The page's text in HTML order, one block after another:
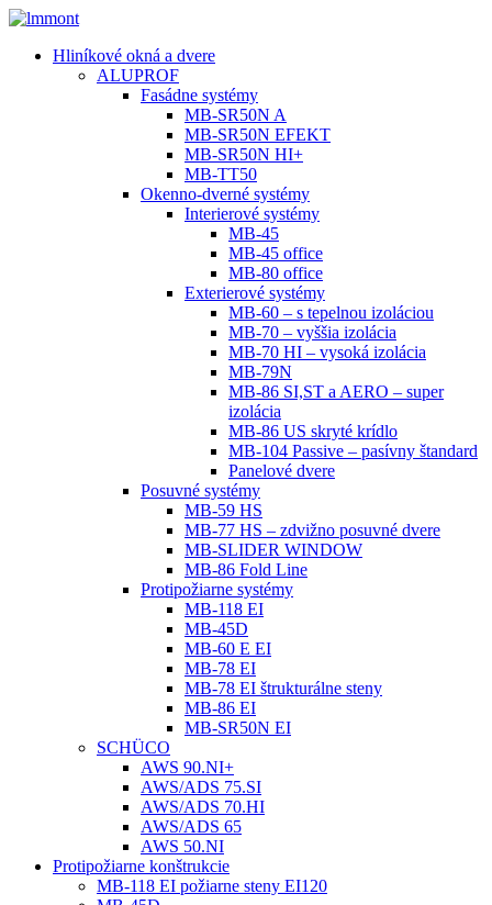
Hliníkové okná a dvere
ALUPROF
Fasádne systémy
MB-SR50N A
MB-SR50N EFEKT
MB-SR50N HI+
MB-TT50
Okenno-dverné systémy
Interierové systémy
MB-45
MB-45 office
MB-80 office
Exterierové systémy
MB-60 – s tepelnou izoláciou
MB-70 – vyššia izolácia
MB-70 HI – vysoká izolácia
MB-79N
MB-86 SI,ST a AERO – super
izolácia
MB-86 US skryté krídlo
MB-104 Passive – pasívny štandard
Panelové dvere
Posuvné systémy
MB-59 HS
MB-77 HS – zdvižno posuvné dvere
MB-SLIDER WINDOW
MB-86 Fold Line
Protipožiarne systémy
MB-118 EI
MB-45D
MB-60 E EI
MB-78 EI
MB-78 EI štrukturálne steny
MB-86 EI
MB-SR50N EI
SCHÜCO
AWS 90.NI+
AWS/ADS 75.SI
AWS/ADS 70.HI
AWS/ADS 65
AWS 50.NI
Protipožiarne konštrukcie
MB-118 EI požiarne steny EI120